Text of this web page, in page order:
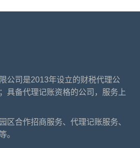
公司是2013年设立的财税代理公
具备代理记账资格的公司，服务上
区合作招商服务、代理记账服务、
。